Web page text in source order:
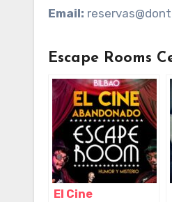
Email:
Escape Rooms
El Cine